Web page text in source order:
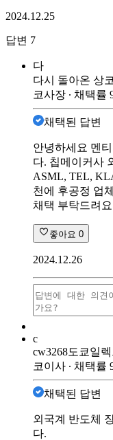
2024.12.25
답변 7
다
다시 돌아온 상
코사장 ∙ 채택률
채택된 답변
안녕하세요 멘
다. 칩메이커사
ASML, TEL,
천에 후공정 업
채택 부탁드려
좋아요 0
2024.12.26
c
cw3268도쿄일
코이사 ∙ 채택률
채택된 답변
외국계 반도체
다.